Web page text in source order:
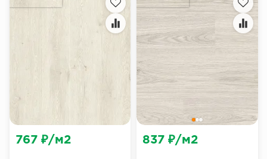
767 ₽/м2 837 ₽/м2